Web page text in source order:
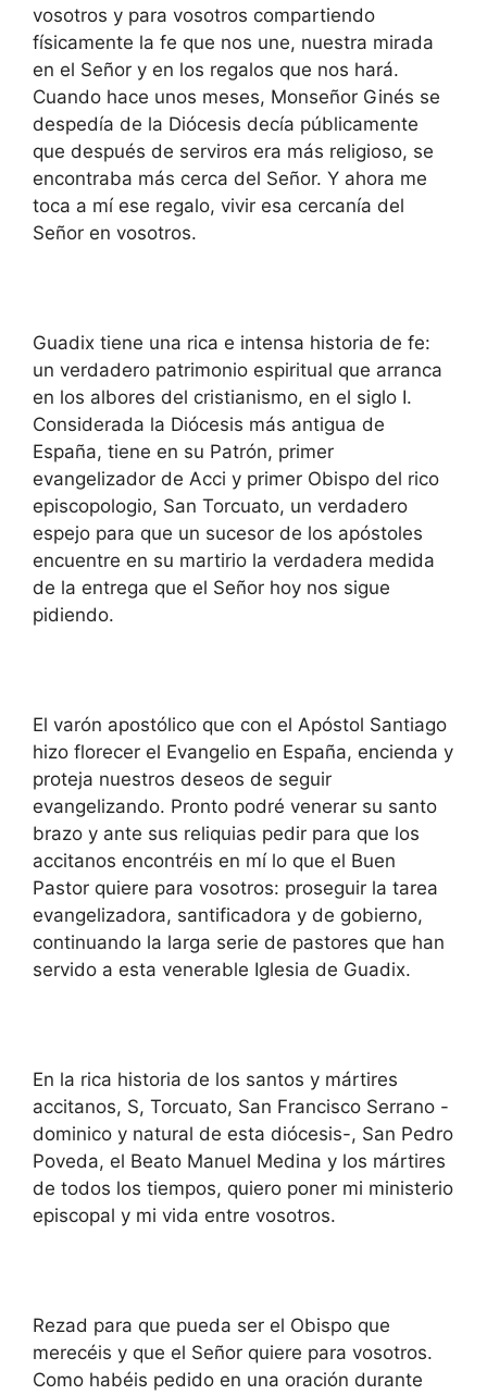
vosotros y para vosotros compartiendo
físicamente la fe que nos une, nuestra mirada
en el Señor y en los regalos que nos hará.
Cuando hace unos meses, Monseñor Ginés se
despedía de la Diócesis decía públicamente
que después de serviros era más religioso, se
encontraba más cerca del Señor. Y ahora me
toca a mí ese regalo, vivir esa cercanía del
Señor en vosotros.
Guadix tiene una rica e intensa historia de fe:
un verdadero patrimonio espiritual que arranca
en los albores del cristianismo, en el siglo I.
Considerada la Diócesis más antigua de
España, tiene en su Patrón, primer
evangelizador de Acci y primer Obispo del rico
episcopologio, San Torcuato, un verdadero
espejo para que un sucesor de los apóstoles
encuentre en su martirio la verdadera medida
de la entrega que el Señor hoy nos sigue
pidiendo.
El varón apostólico que con el Apóstol Santiago
hizo florecer el Evangelio en España, encienda y
proteja nuestros deseos de seguir
evangelizando. Pronto podré venerar su santo
brazo y ante sus reliquias pedir para que los
accitanos encontréis en mí lo que el Buen
Pastor quiere para vosotros: proseguir la tarea
evangelizadora, santificadora y de gobierno,
continuando la larga serie de pastores que han
servido a esta venerable Iglesia de Guadix.
En la rica historia de los santos y mártires
accitanos, S, Torcuato, San Francisco Serrano -
dominico y natural de esta diócesis-, San Pedro
Poveda, el Beato Manuel Medina y los mártires
de todos los tiempos, quiero poner mi ministerio
episcopal y mi vida entre vosotros.
Rezad para que pueda ser el Obispo que
merecéis y que el Señor quiere para vosotros.
Como habéis pedido en una oración durante